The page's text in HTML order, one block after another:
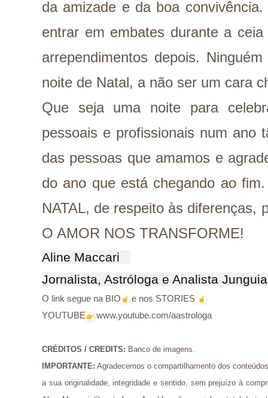
da amizade e da boa
entrar em embates durante a
arrependimentos depois.
noite de Natal, a não ser um cara
Que seja uma noite para
pessoais e profissionais num ano
das pessoas que amamos e
do ano que está chegando ao
NATAL, de respeito às diferenças,
O AMOR NOS TRANSFORME!
Aline Maccari
Jornalista, Astróloga e Analista
O link segue na BIO
e nos STORIES
YOUTUBE
www.youtube.com/aastrologa
CRÉDITOS / CREDITS: Banco de imagens.
IMPORTANTE: Agradecemos o compartilhamento dos
a sua originalidade, integridade e sentido, sem prejuízo à